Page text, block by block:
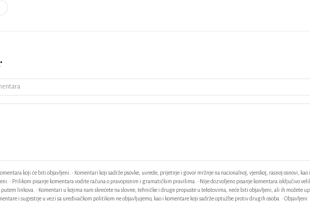
koji će biti objavljeni. • Komentari koji sadrže psovke, uvrede, prijetnje i govor mržnje na nacionalnoj, vjerskoj, rasnoj osnovi, kao i
• Prilikom pisanje komentara vodite računa o pravopisnim i gramatičkim pravilima. • Nije dozvoljeno pisanje komentara isključivo
linkova. • Komentari u kojima nam skrećete na slovne, tehničke i druge propuste u tekstovima, neće biti objavljeni, ali ih možete
i sugestije u vezi sa uređivačkom politikom ne objavljujemo, kao i komentare koji sadrže optužbe protiv drugih osoba. • Objavljeni